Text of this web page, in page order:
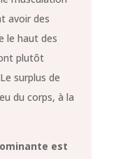
avoir des
le haut des
plutôt
surplus de
du corps, à la
est